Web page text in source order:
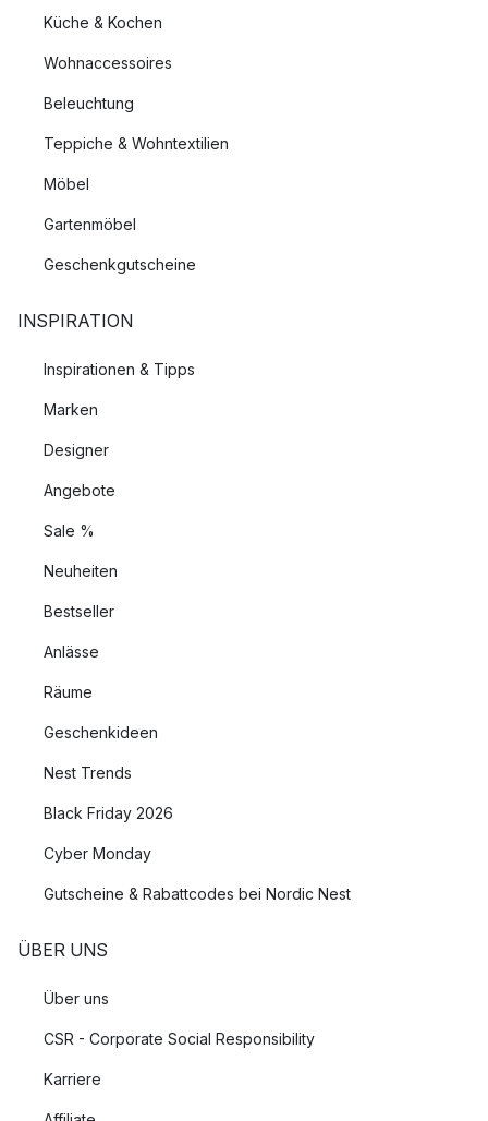
Küche & Kochen
Wohnaccessoires
Beleuchtung
Teppiche & Wohntextilien
Möbel
Gartenmöbel
Geschenkgutscheine
INSPIRATION
Inspirationen & Tipps
Marken
Designer
Angebote
Sale %
Neuheiten
Bestseller
Anlässe
Räume
Geschenkideen
Nest Trends
Black Friday 2026
Cyber Monday
Gutscheine & Rabattcodes bei Nordic Nest
ÜBER UNS
Über uns
CSR - Corporate Social Responsibility
Karriere